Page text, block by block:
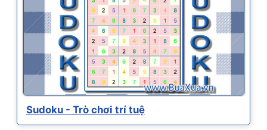
Sudoku - Trò chơi trí tuệ